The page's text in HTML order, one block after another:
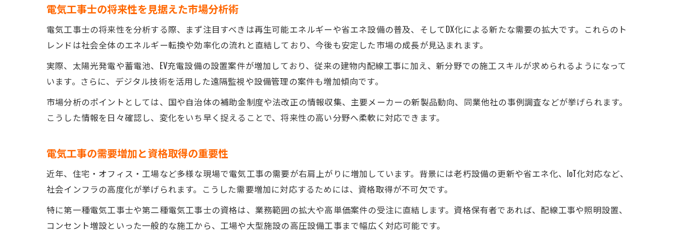
電気工事士合格発表Web活用で情報収集を強化
収入アップに直結する電気工事の極意
電気工事士の年収とスキルアップの関係性
電気工事案件で高単価を実現する営業術
一人親方が実践する収入増加の電気工事戦略
第一種電気工事士年収事情から学ぶ収益化法
電気工事士が年収アップを実現する転職戦略
電気工事で求められる今後の専門技術とは
合格発表を活かした電気工事士キャリア設計
電気工事士結果通知書で次の目標を明確化
電気工事士の将来性を見据えた市場分析術
電気工事士の将来性を分析する際、まず注目すべきは再生可能エネルギーや省エネ設備の普及、そしてDX化による新たな需要の拡大です。これらのト
レンドは社会全体のエネルギー転換や効率化の流れと直結しており、今後も安定した市場の成長が見込まれます。
実際、太陽光発電や蓄電池、EV充電設備の設置案件が増加しており、従来の建物内配線工事に加え、新分野での施工スキルが求められるようになって
います。さらに、デジタル技術を活用した遠隔監視や設備管理の案件も増加傾向です。
市場分析のポイントとしては、国や自治体の補助金制度や法改正の情報収集、主要メーカーの新製品動向、同業他社の事例調査などが挙げられます。
こうした情報を日々確認し、変化をいち早く捉えることで、将来性の高い分野へ柔軟に対応できます。
電気工事の需要増加と資格取得の重要性
近年、住宅・オフィス・工場など多様な現場で電気工事の需要が右肩上がりに増加しています。背景には老朽設備の更新や省エネ化、IoT化対応など、
社会インフラの高度化が挙げられます。こうした需要増加に対応するためには、資格取得が不可欠です。
特に第一種電気工事士や第二種電気工事士の資格は、業務範囲の拡大や高単価案件の受注に直結します。資格保有者であれば、配線工事や照明設置、
コンセント増設といった一般的な施工から、工場や大型施設の高圧設備工事まで幅広く対応可能です。